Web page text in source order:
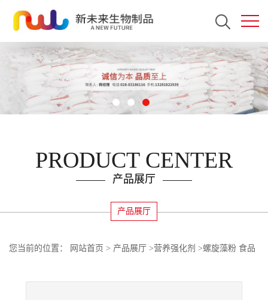
PRODUCT CENTER
产品展厅
产品展厅
您当前的位置： 网站首页 > 产品展厅 >营养强化剂 >螺旋藻粉 食品